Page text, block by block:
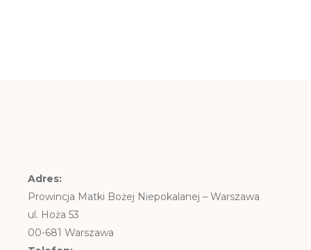
Adres:
Prowincja Matki Bożej Niepokalanej – Warszawa
ul. Hoża 53
00-681 Warszawa